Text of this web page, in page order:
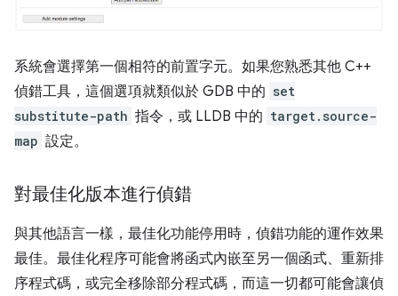
系統會選擇第一個相符的前置字元。如果您熟悉其他 C++
偵錯工具，這個選項就類似於 GDB 中的 set
substitute-path 指令，或 LLDB 中的 target.source-
map 設定。
對最佳化版本進行偵錯
與其他語言一樣，最佳化功能停用時，偵錯功能的運作效果
最佳。最佳化程序可能會將函式內嵌至另一個函式、重新排
序程式碼，或完全移除部分程式碼，而這一切都可能會讓偵